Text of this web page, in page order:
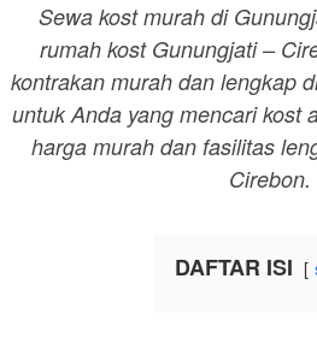
Sewa kost murah di
rumah kost Gunungjati –
kontrakan murah dan lengkap
untuk Anda yang mencari kost
harga murah dan fasilitas
Cirebon.
DAFTAR ISI